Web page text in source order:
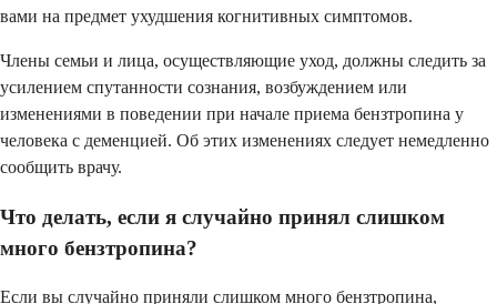
вами на предмет ухудшения когнитивных симптомов.
Члены семьи и лица, осуществляющие уход, должны следить за
усилением спутанности сознания, возбуждением или
изменениями в поведении при начале приема бензтропина у
человека с деменцией. Об этих изменениях следует немедленно
сообщить врачу.
Что делать, если я случайно принял слишком
много бензтропина?
Если вы случайно приняли слишком много бензтропина,